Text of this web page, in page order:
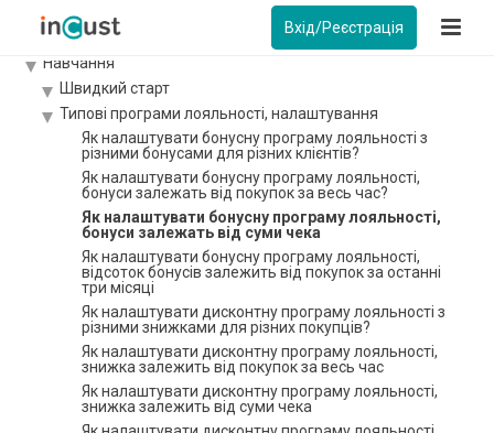
Вхід/Реєстрація
Огляд
Інструкції
Навчання
Швидкий старт
Типові програми лояльності, налаштування
Як налаштувати бонусну програму лояльності з
різними бонусами для різних клієнтів?
Як налаштувати бонусну програму лояльності,
бонуси залежать від покупок за весь час?
Як налаштувати бонусну програму лояльності,
бонуси залежать від суми чека
Як налаштувати бонусну програму лояльності,
відсоток бонусів залежить від покупок за останні
три місяці
Як налаштувати дисконтну програму лояльності з
різними знижками для різних покупців?
Як налаштувати дисконтну програму лояльності,
знижка залежить від покупок за весь час
Як налаштувати дисконтну програму лояльності,
знижка залежить від суми чека